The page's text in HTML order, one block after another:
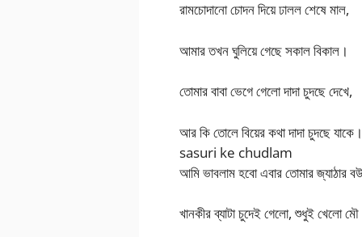
রামচোদানো চোদন দিয়ে ঢালল শেষে মাল,
আমার তখন ঘুলিয়ে গেছে সকাল বিকাল।
তোমার বাবা ভেগে গেলো দাদা চুদছে দেখে,
আর কি তোলে বিয়ের কথা দাদা চুদছে যাকে।
sasuri ke chudlam
আমি ভাবলাম হবো এবার তোমার জ্যাঠার
খানকীর ব্যাটা চুদেই গেলো, শুধুই খেলো